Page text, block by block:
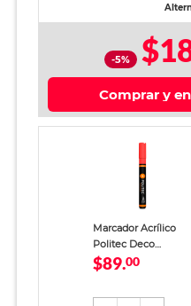
-5%
Comprar y
Marcador Acrílico
Politec Deco
Multisuperficie
$89.00